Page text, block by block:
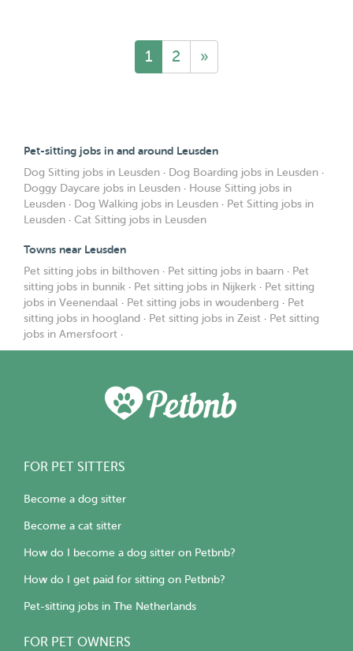
1 2 »
Pet-sitting jobs in and around Leusden
Dog Sitting jobs in Leusden · Dog Boarding jobs in Leusden ·
Doggy Daycare jobs in Leusden · House Sitting jobs in
Leusden · Dog Walking jobs in Leusden · Pet Sitting jobs in
Leusden · Cat Sitting jobs in Leusden
Towns near Leusden
Pet sitting jobs in bilthoven · Pet sitting jobs in baarn · Pet
sitting jobs in bunnik · Pet sitting jobs in Nijkerk · Pet sitting
jobs in Veenendaal · Pet sitting jobs in woudenberg · Pet
sitting jobs in hoogland · Pet sitting jobs in Zeist · Pet sitting
jobs in Amersfoort ·
FOR PET SITTERS
Become a dog sitter
Become a cat sitter
How do I become a dog sitter on Petbnb?
How do I get paid for sitting on Petbnb?
Pet-sitting jobs in The Netherlands
FOR PET OWNERS